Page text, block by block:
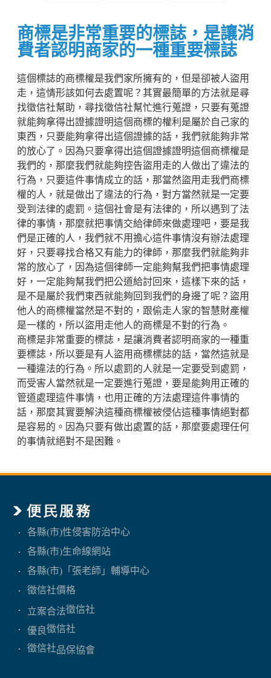
商標是非常重要的標誌，是讓消
費者認明商家的一種重要標誌
這個標誌的商標權是我們家所擁有的，但是卻被人盜用
走，這情形該如何去處置呢？其實最簡單的方法就是尋
找徵信社幫助，尋找徵信社幫忙進行蒐證，只要有蒐證
就能夠拿得出證據證明這個商標的權利是屬於自己家的
東西，只要能夠拿得出這個證據的話，我們就能夠非常
的放心了。因為只要拿得出這個證據證明這個商標權是
我們的，那麼我們就能夠控告盜用走的人做出了違法的
行為，只要這件事情成立的話，那當然盜用走我們商標
權的人，就是做出了違法的行為，對方當然就是一定要
受到法律的處罰。這個社會是有法律的，所以遇到了法
律的事情，那麼就把事情交給律師來做處理吧，要是我
們是正確的人，我們就不用擔心這件事情沒有辦法處理
好，只要尋找合格又有能力的律師，那麼我們就能夠非
常的放心了，因為這個律師一定能夠幫我們把事情處理
好，一定能夠幫我們把公道給討回來，這樣下來的話，
是不是屬於我們東西就能夠回到我們的身邊了呢？盜用
他人的商標權當然是不對的，跟偷走人家的智慧財產權
是一樣的，所以盜用走他人的商標是不對的行為。
商標是非常重要的標誌，是讓消費者認明商家的一種重
要標誌，所以要是有人盜用商標標誌的話，當然這就是
一種違法的行為。所以處罰的人就是一定要受到處罰，
而受害人當然就是一定要進行蒐證，要是能夠用正確的
管道處理這件事情，也用正確的方法處理這件事情的
話，那麼其實要解決這種商標權被侵佔這種事情絕對都
是容易的。因為只要有做出處置的話，那麼要處理任何
的事情就絕對不是困難。
各縣(市)性侵害防治中心
各縣(市)生命線網站
各縣(市)「張老師」輔導中心
徵信社價格
立案合法徵信社
優良徵信社
徵信社品保協會